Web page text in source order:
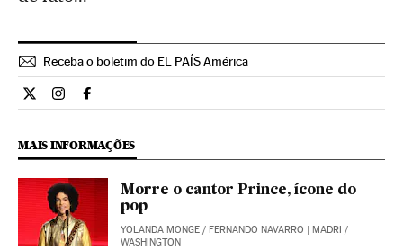
Receba o boletim do EL PAÍS América
Cultura El País Brasil en Twitter
Cultura El País Brasil en Instagram
Cultura El País Brasil en Facebook
MAIS INFORMAÇÕES
Morre o cantor Prince, ícone do
pop
YOLANDA MONGE / FERNANDO NAVARRO | MADRI /
WASHINGTON